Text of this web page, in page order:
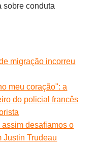
sobre conduta
migração incorreu
meu coração": a
do policial francês
desafiamos o
Justin Trudeau